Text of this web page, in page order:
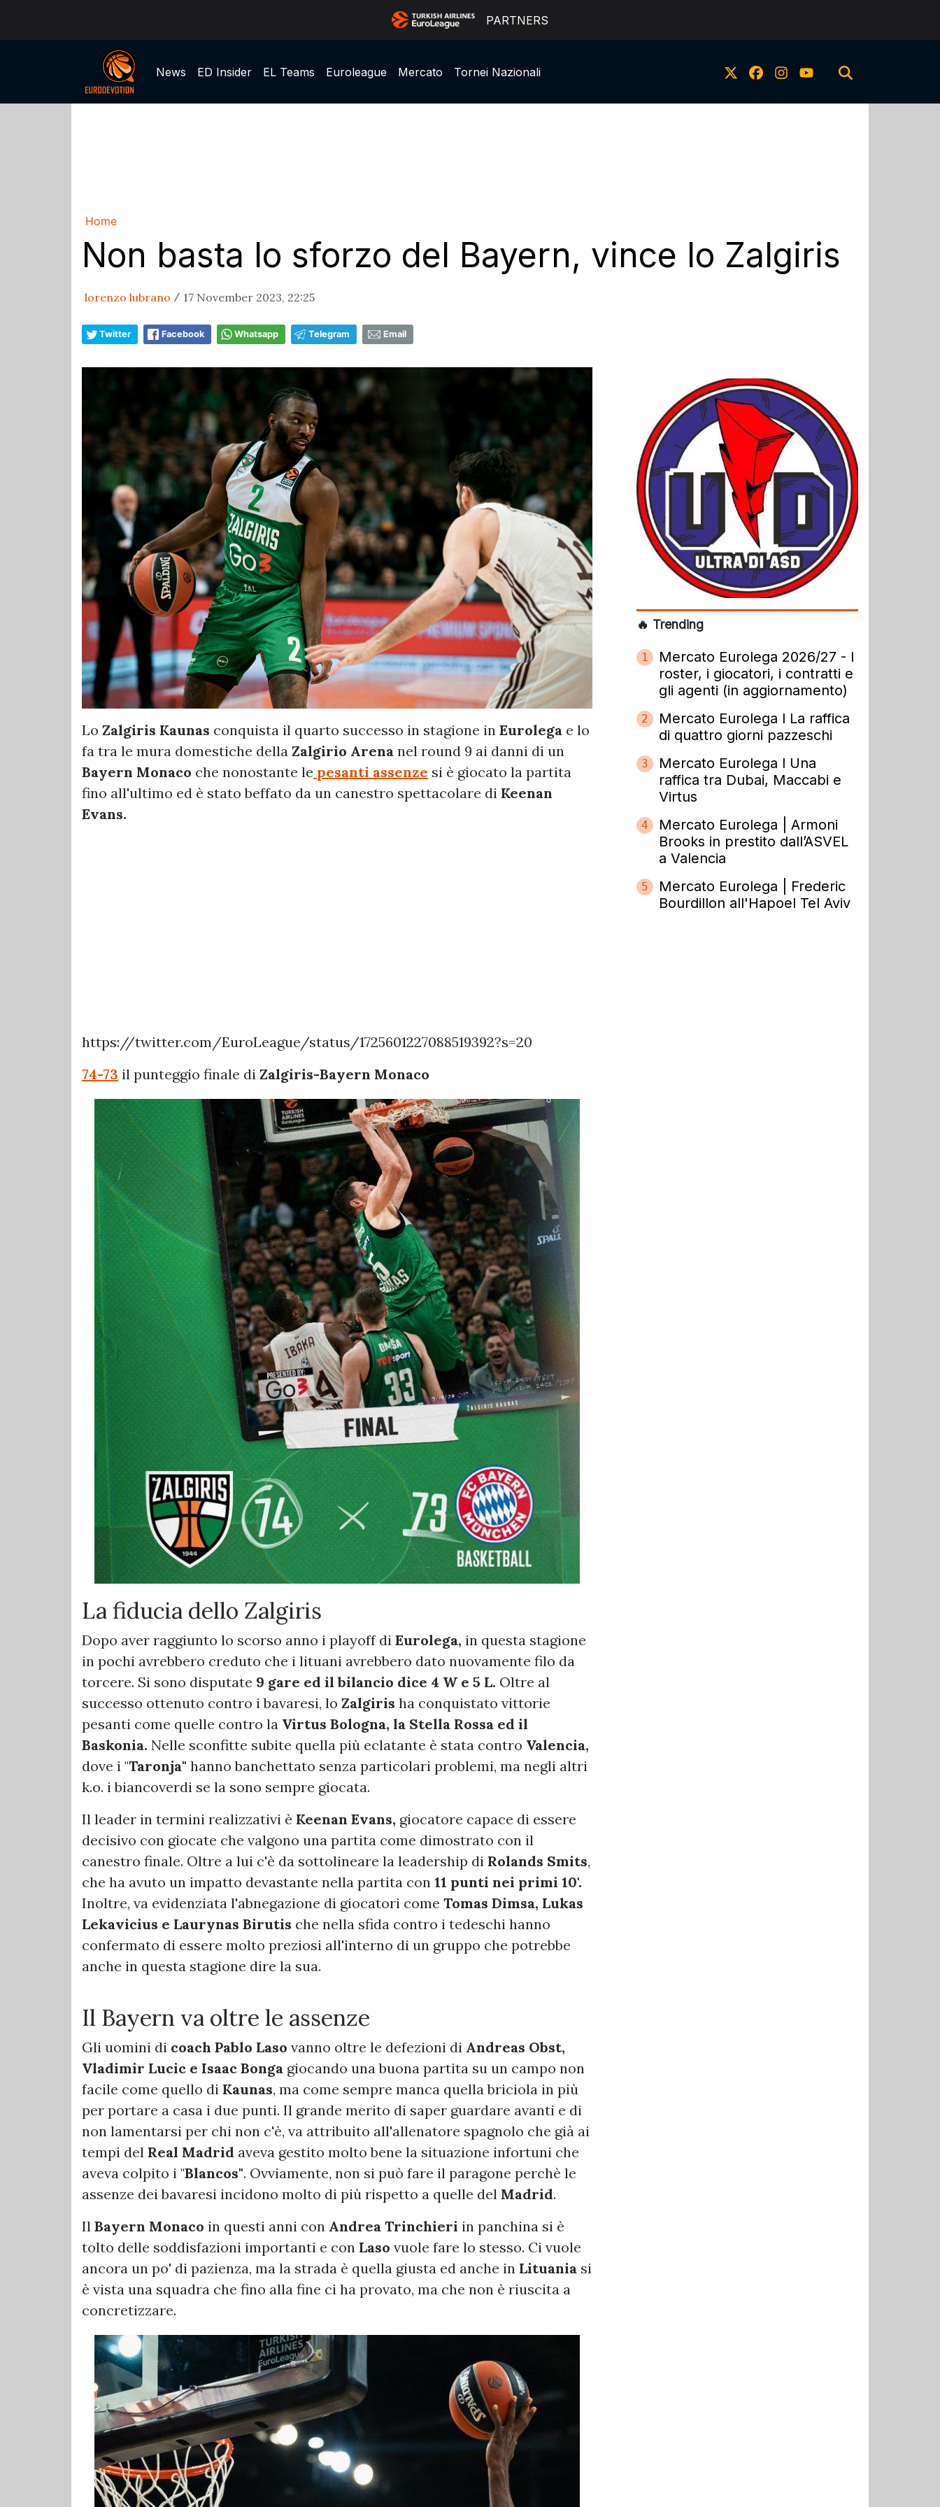
PARTNERS
News ED Insider EL Teams Euroleague Mercato Tornei Nazionali
Home
Non basta lo sforzo del Bayern, vince lo Zalgiris
lorenzo lubrano / 17 November 2023, 22:25
Twitter Facebook Whatsapp Telegram Email
Lo Zalgiris Kaunas conquista il quarto successo in stagione in Eurolega e lo
fa tra le mura domestiche della Zalgirio Arena nel round 9 ai danni di un
Bayern Monaco che nonostante le pesanti assenze si è giocato la partita
fino all'ultimo ed è stato beffato da un canestro spettacolare di Keenan
Evans.
https://twitter.com/EuroLeague/status/1725601227088519392?s=20
74-73 il punteggio finale di Zalgiris-Bayern Monaco
La fiducia dello Zalgiris
Dopo aver raggiunto lo scorso anno i playoff di Eurolega, in questa stagione
in pochi avrebbero creduto che i lituani avrebbero dato nuovamente filo da
torcere. Si sono disputate 9 gare ed il bilancio dice 4 W e 5 L. Oltre al
successo ottenuto contro i bavaresi, lo Zalgiris ha conquistato vittorie
pesanti come quelle contro la Virtus Bologna, la Stella Rossa ed il
Baskonia. Nelle sconfitte subite quella più eclatante è stata contro Valencia,
dove i "Taronja" hanno banchettato senza particolari problemi, ma negli altri
k.o. i biancoverdi se la sono sempre giocata.
Il leader in termini realizzativi è Keenan Evans, giocatore capace di essere
decisivo con giocate che valgono una partita come dimostrato con il
canestro finale. Oltre a lui c'è da sottolineare la leadership di Rolands Smits,
che ha avuto un impatto devastante nella partita con 11 punti nei primi 10'.
Inoltre, va evidenziata l'abnegazione di giocatori come Tomas Dimsa, Lukas
Lekavicius e Laurynas Birutis che nella sfida contro i tedeschi hanno
confermato di essere molto preziosi all'interno di un gruppo che potrebbe
anche in questa stagione dire la sua.
Il Bayern va oltre le assenze
Gli uomini di coach Pablo Laso vanno oltre le defezioni di Andreas Obst,
Vladimir Lucic e Isaac Bonga giocando una buona partita su un campo non
facile come quello di Kaunas, ma come sempre manca quella briciola in più
per portare a casa i due punti. Il grande merito di saper guardare avanti e di
non lamentarsi per chi non c'è, va attribuito all'allenatore spagnolo che già ai
tempi del Real Madrid aveva gestito molto bene la situazione infortuni che
aveva colpito i "Blancos". Ovviamente, non si può fare il paragone perchè le
assenze dei bavaresi incidono molto di più rispetto a quelle del Madrid.
Il Bayern Monaco in questi anni con Andrea Trinchieri in panchina si è
tolto delle soddisfazioni importanti e con Laso vuole fare lo stesso. Ci vuole
ancora un po' di pazienza, ma la strada è quella giusta ed anche in Lituania si
è vista una squadra che fino alla fine ci ha provato, ma che non è riuscita a
concretizzare.
🔥 Trending
1
Mercato Eurolega 2026/27 - I
roster, i giocatori, i contratti e
gli agenti (in aggiornamento)
2
Mercato Eurolega l La raffica
di quattro giorni pazzeschi
3
Mercato Eurolega l Una
raffica tra Dubai, Maccabi e
Virtus
4
Mercato Eurolega | Armoni
Brooks in prestito dall’ASVEL
a Valencia
5
Mercato Eurolega | Frederic
Bourdillon all'Hapoel Tel Aviv